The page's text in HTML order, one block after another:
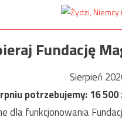
Fundację
Sierpień
potrzebujemy:16 500
dla funkcjonowania